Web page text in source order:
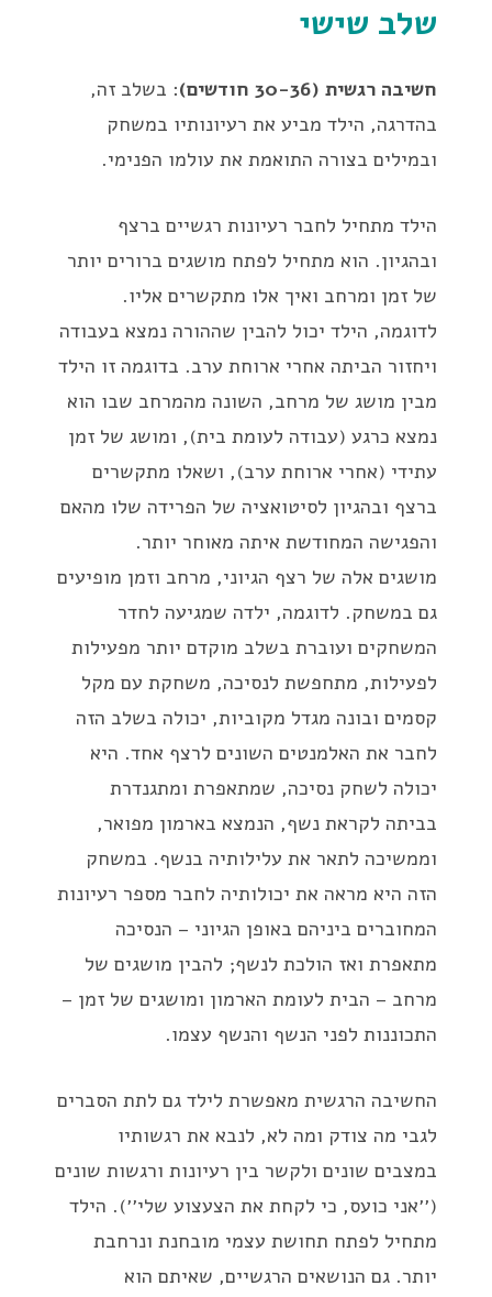
שלב שישי
חשיבה רגשית (30-36 חודשים)
: בשלב זה,
בהדרגה, הילד מביע את רעיונותיו במשחק
ובמילים בצורה התואמת את עולמו הפנימי.
הילד מתחיל לחבר רעיונות רגשיים ברצף
ובהגיון. הוא מתחיל לפתח מושגים ברורים יותר
של זמן ומרחב ואיך אלו מתקשרים אליו.
לדוגמה, הילד יכול להבין שההורה נמצא בעבודה
ויחזור הביתה אחרי ארוחת ערב. בדוגמה זו הילד
מבין מושג של מרחב, השונה מהמרחב שבו הוא
נמצא כרגע (עבודה לעומת בית), ומושג של זמן
עתידי (אחרי ארוחת ערב), ושאלו מתקשרים
ברצף ובהגיון לסיטואציה של הפרידה שלו מהאם
והפגישה המחודשת איתה מאוחר יותר.
מושגים אלה של רצף הגיוני, מרחב וזמן מופיעים
גם במשחק. לדוגמה, ילדה שמגיעה לחדר
המשחקים ועוברת בשלב מוקדם יותר מפעילות
לפעילות, מתחפשת לנסיכה, משחקת עם מקל
קסמים ובונה מגדל מקוביות, יכולה בשלב הזה
לחבר את האלמנטים השונים לרצף אחד. היא
יכולה לשחק נסיכה, שמתאפרת ומתגנדרת
בביתה לקראת נשף, הנמצא בארמון מפואר,
וממשיכה לתאר את עלילותיה בנשף. במשחק
הזה היא מראה את יכולותיה לחבר מספר רעיונות
המחוברים ביניהם באופן הגיוני – הנסיכה
מתאפרת ואז הולכת לנשף; להבין מושגים של
מרחב – הבית לעומת הארמון ומושגים של זמן –
התכוננות לפני הנשף והנשף עצמו.
החשיבה הרגשית מאפשרת לילד גם לתת הסברים
לגבי מה צודק ומה לא, לנבא את רגשותיו
במצבים שונים ולקשר בין רעיונות ורגשות שונים
(׳׳אני כועס, כי לקחת את הצעצוע שלי׳׳). הילד
מתחיל לפתח תחושת עצמי מובחנת ונרחבת
יותר. גם הנושאים הרגשיים, שאיתם הוא